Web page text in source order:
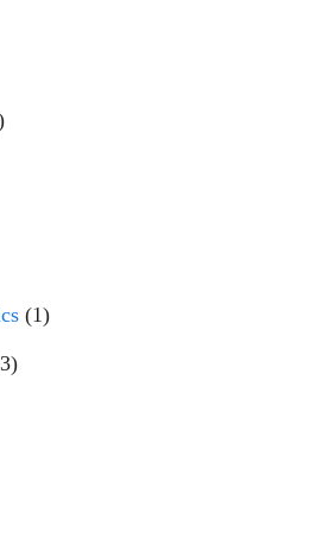
(1)